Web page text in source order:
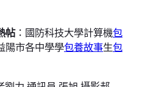
帖：國防科技大學計算機包
陽市各中學學包養故事生包